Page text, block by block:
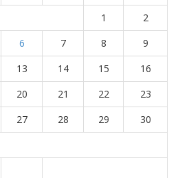
1
2
6 7 8
9
13 14 15
16
20 21 22
23
27 28 29
30